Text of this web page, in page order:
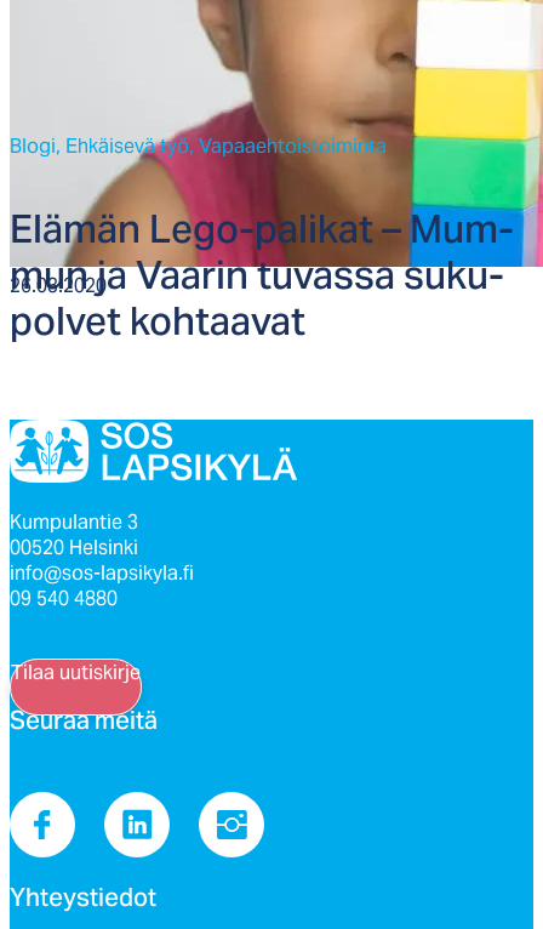
26.03.2020
Blogi, Ehkäisevä työ, Vapaaehtoistoiminta
Elä­män Le­go-pa­li­kat – Mum­
mun ja Vaa­rin tu­vas­sa su­ku­
pol­vet koh­taa­vat
Kumpulantie 3
00520 Helsinki
info@sos-lapsikyla.fi
09 540 4880
Tilaa uutiskirje
Seu­raa mei­tä
Yh­teys­tie­dot